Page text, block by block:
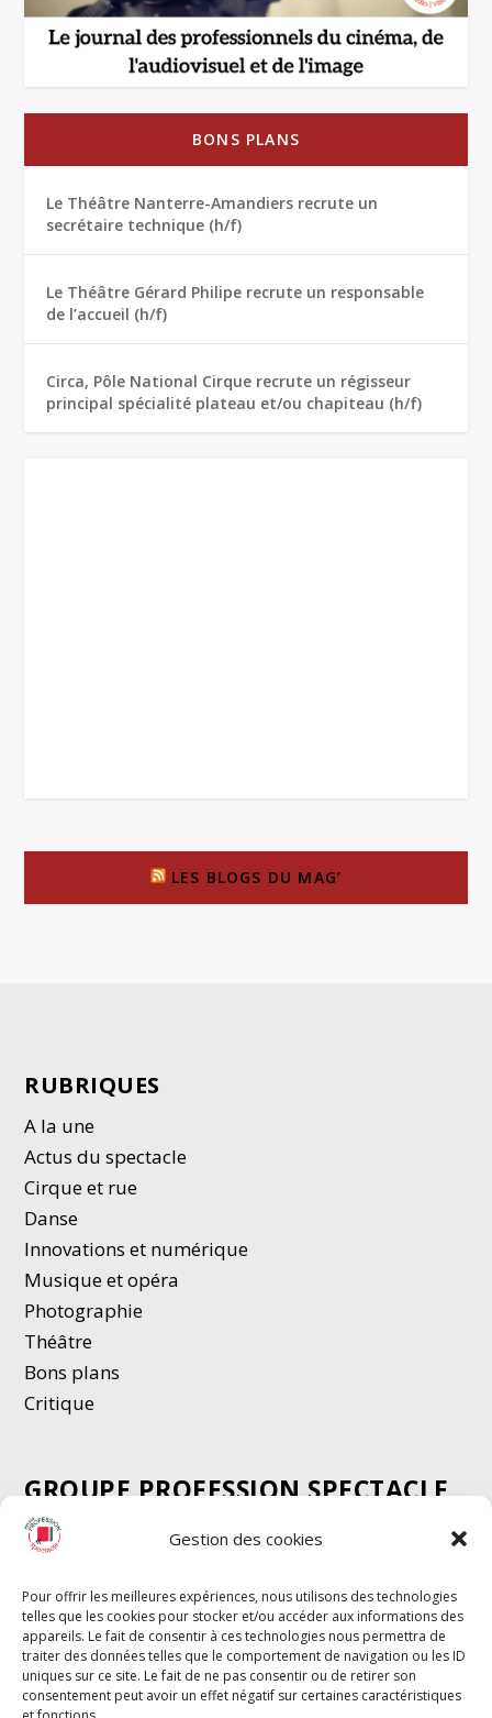
Gestion des cookies
Pour offrir les meilleures expériences, nous utilisons des technologies
telles que les cookies pour stocker et/ou accéder aux informations des
appareils. Le fait de consentir à ces technologies nous permettra de
traiter des données telles que le comportement de navigation ou les ID
uniques sur ce site. Le fait de ne pas consentir ou de retirer son
consentement peut avoir un effet négatif sur certaines caractéristiques
BONS PLANS
Le Théâtre Nanterre-Amandiers recrute un
secrétaire technique (h/f)
Le Théâtre Gérard Philipe recrute un responsable
de l’accueil (h/f)
Circa, Pôle National Cirque recrute un régisseur
principal spécialité plateau et/ou chapiteau (h/f)
LES BLOGS DU MAG’
RUBRIQUES
A la une
Actus du spectacle
Cirque et rue
Danse
Innovations et numérique
Musique et opéra
Photographie
Théâtre
Bons plans
Critique
GROUPE PROFESSION SPECTACLE
Chèque Intermittents
Chèque Compta
Chèque Emploi Spectacle
G-Pods
Profession Audio-visuel
Suivre Suivre